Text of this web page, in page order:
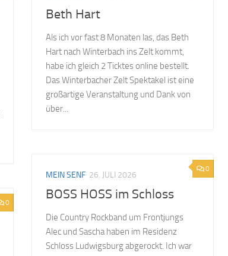
Beth Hart
Als ich vor fast 8 Monaten las, das Beth
Hart nach Winterbach ins Zelt kommt,
habe ich gleich 2 Ticktes online bestellt.
Das Winterbacher Zelt Spektakel ist eine
großartige Veranstaltung und Dank von
über...
0
MEIN SENF 26. JULI 2026
BOSS HOSS im Schloss
Die Country Rockband um Frontjungs
Alec und Sascha haben im Residenz
Schloss Ludwigsburg abgerockt. Ich war
0